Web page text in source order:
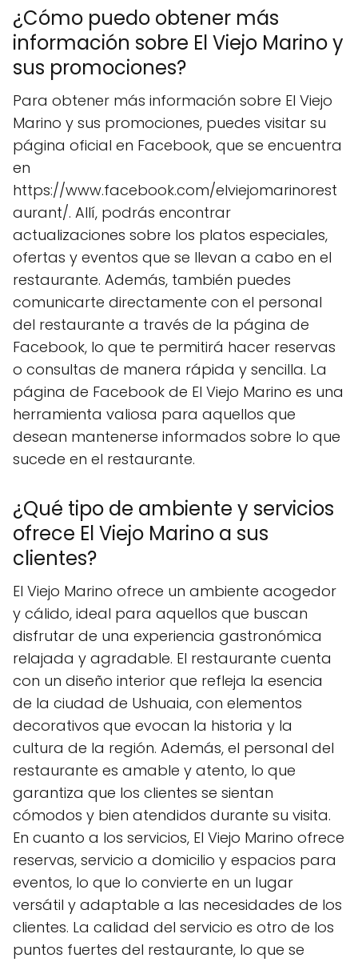
¿Cómo puedo obtener más
información sobre El Viejo Marino y
sus promociones?
Para obtener más información sobre El Viejo
Marino y sus promociones, puedes visitar su
página oficial en Facebook, que se encuentra
en
https://www.facebook.com/elviejomarinorest
aurant/. Allí, podrás encontrar
actualizaciones sobre los platos especiales,
ofertas y eventos que se llevan a cabo en el
restaurante. Además, también puedes
comunicarte directamente con el personal
del restaurante a través de la página de
Facebook, lo que te permitirá hacer reservas
o consultas de manera rápida y sencilla. La
página de Facebook de El Viejo Marino es una
herramienta valiosa para aquellos que
desean mantenerse informados sobre lo que
sucede en el restaurante.
¿Qué tipo de ambiente y servicios
ofrece El Viejo Marino a sus
clientes?
El Viejo Marino ofrece un ambiente acogedor
y cálido, ideal para aquellos que buscan
disfrutar de una experiencia gastronómica
relajada y agradable. El restaurante cuenta
con un diseño interior que refleja la esencia
de la ciudad de Ushuaia, con elementos
decorativos que evocan la historia y la
cultura de la región. Además, el personal del
restaurante es amable y atento, lo que
garantiza que los clientes se sientan
cómodos y bien atendidos durante su visita.
En cuanto a los servicios, El Viejo Marino ofrece
reservas, servicio a domicilio y espacios para
eventos, lo que lo convierte en un lugar
versátil y adaptable a las necesidades de los
clientes. La calidad del servicio es otro de los
puntos fuertes del restaurante, lo que se